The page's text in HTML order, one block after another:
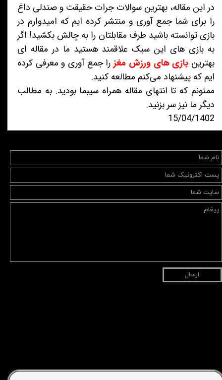
در این مقاله، بهترین سوالات جرات حقیقت و صندلی داغ
را برای شما جمع آوری و منتشر کرده ایم که امیدوارم در
بازی توانسته باشید طرف مقابلتان را به چالش بکشید! اگر
به بازی های این سبک علاقمند هستید ما در مقاله ای
بهترین بازی های ورزش مغزرا جمع آوری و معرفی کرده
ایم که پیشنهاد می‌کنم مطالعه کنید.
ممنونم که تا انتهای مقاله همراه سیبما بودید. به مطالب
دیگر ما نیز سر بزنید.
15/04/1402
ارسال